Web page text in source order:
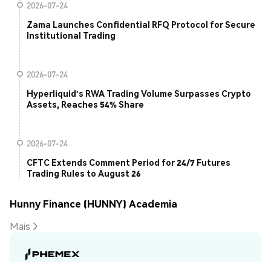
2026-07-24
Zama Launches Confidential RFQ Protocol for Secure
Institutional Trading
2026-07-24
Hyperliquid's RWA Trading Volume Surpasses Crypto
Assets, Reaches 54% Share
2026-07-24
CFTC Extends Comment Period for 24/7 Futures
Trading Rules to August 26
Hunny Finance (HUNNY) Academia
Mais